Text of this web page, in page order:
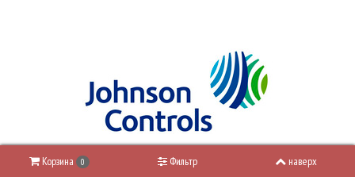
Корзина 0 Фильтр наверх